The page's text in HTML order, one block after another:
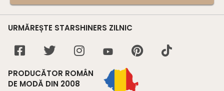
URMĂREȘTE STARSHINERS ZILNIC
PRODUCĂTOR ROMÂN
DE MODĂ DIN 2008